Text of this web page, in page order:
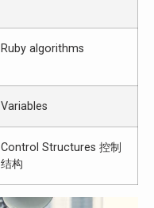
Ruby algorithms
Variables
Control Structures 控制
结构